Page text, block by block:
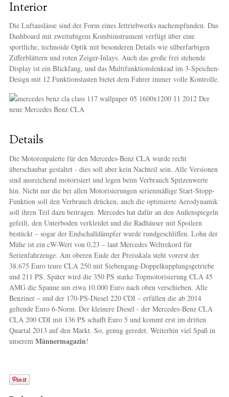
Interior
Die Luftauslässe sind der Form eines Jettriebwerks nachempfunden. Das
Dashboard mit zweitubigem Kombiinstrument verfügt über eine
sportliche, technoide Optik mit besonderen Details wie silberfarbigen
Zifferblättern und roten Zeiger-Inlays. Auch das große frei stehende
Display ist ein Blickfang, und das Multifunktionslenkrad im 3-Speichen-
Design mit 12 Funktionstasten bietet dem Fahrer immer volle Kontrolle.
Details
Die Motorenpalette für den Mercedes-Benz CLA wurde recht
überschaubar gestaltet - dies soll aber kein Nachteil sein. Alle Versionen
sind ausreichend motorisiert und legen beim Verbrauch Spitzenwerte
hin. Nicht nur die bei allen Motorisierungen serienmäßige Start-Stopp-
Funktion soll den Verbrauch drücken, auch die optimierte Aerodynamik
soll ihren Teil dazu beitragen. Mercedes hat dafür an den Außenspiegeln
gefeilt, den Unterboden verkleidet und die Radhäuser mit Spoilern
bestückt – sogar der Endschalldämpfer wurde rundgeschliffen. Lohn der
Mühe ist ein cW-Wert von 0,23 – laut Mercedes Weltrekord für
Serienfahrzeuge. Am oberen Ende der Preisskala steht vorerst der
38.675 Euro teure CLA 250 mit Siebengang-Doppelkupplungsgetriebe
und 211 PS. Später wird die 350 PS starke Topmotorisierung CLA 45
AMG die Spanne um etwa 10.000 Euro nach oben verschieben. Alle
Benziner – und der 170-PS-Diesel 220 CDI – erfüllen die ab 2014
geltende Euro 6-Norm. Der kleinere Diesel - der Mercedes-Benz CLA
CLA 200 CDI mit 136 PS schafft Euro 5 und kommt erst im dritten
Quartal 2013 auf den Markt. So, genug geredet. Weiterhin viel Spaß in
unserem Männermagazin!